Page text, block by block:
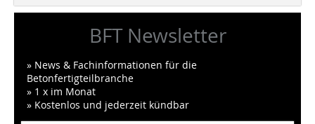
BFT Newsletter
» News & Fachinformationen für die
Betonfertigteilbranche
» 1 x im Monat
» Kostenlos und jederzeit kündbar